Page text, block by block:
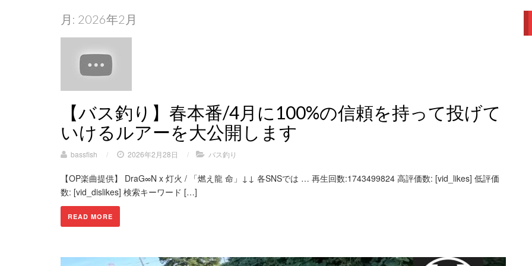
月: 2026年2月
【バス釣り】春本番/4月に100%の信頼を持って投げて
いけるルアーを大公開します
bassfish / 2026年2月28日 / バス釣り
【OP楽曲提供】 DraG∞N x 灯火 / 「燃え龍 命」↓↓ 各SNSでは … 再生回数:1743499824 高評価数: [vid_likes] 低評価
数: [vid_dislikes] 検索キーワード […]
READ MORE